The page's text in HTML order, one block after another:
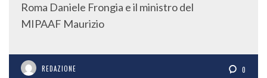
Roma Daniele Frongia e il ministro del
MIPAAF Maurizio
REDAZIONE 0